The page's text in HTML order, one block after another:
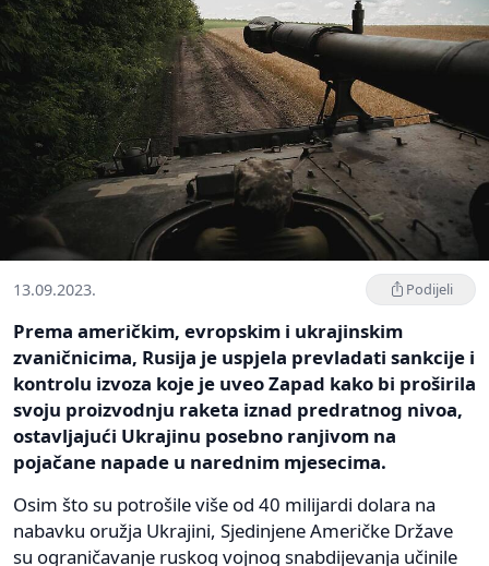
13.09.2023. Podijeli
Prema američkim, evropskim i ukrajinskim
zvaničnicima, Rusija je uspjela prevladati sankcije i
kontrolu izvoza koje je uveo Zapad kako bi proširila
svoju proizvodnju raketa iznad predratnog nivoa,
ostavljajući Ukrajinu posebno ranjivom na
pojačane napade u narednim mjesecima.
Osim što su potrošile više od 40 milijardi dolara na
nabavku oružja Ukrajini, Sjedinjene Američke Države
su ograničavanje ruskog vojnog snabdijevanja učinile